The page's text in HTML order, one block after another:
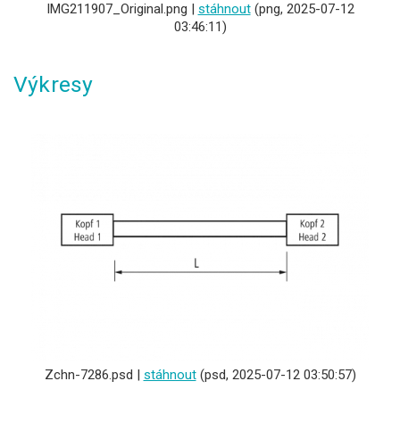
IMG211907_Original.png | stáhnout(png, 2025-07-12
03:46:11)
Výkresy
Zchn-7286.psd | stáhnout(psd, 2025-07-12 03:50:57)